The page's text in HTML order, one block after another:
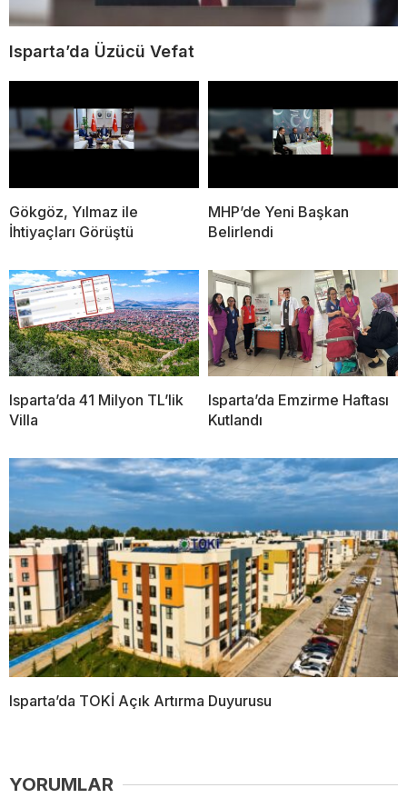
Isparta’da Üzücü Vefat
Gökgöz, Yılmaz ile
İhtiyaçları Görüştü
MHP’de Yeni Başkan
Belirlendi
Isparta’da 41 Milyon TL’lik
Villa
Isparta’da Emzirme Haftası
Kutlandı
Isparta’da TOKİ Açık Artırma Duyurusu
YORUMLAR